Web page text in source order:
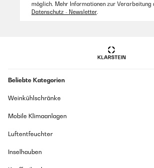
möglich. Mehr Informationen zur Verarbeitung
Datenschutz - Newsletter.
Beliebte Kategorien
Weinkühlschränke
Mobile Klimaanlagen
Luftentfeuchter
Inselhauben